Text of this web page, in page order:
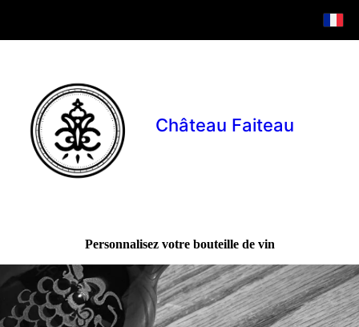
Château Faiteau
Personnalisez votre bouteille de vin